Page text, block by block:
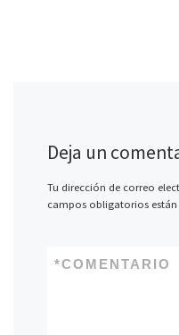
Deja un
Tu dirección de correo
campos obligatorios
COMENTARIO
*